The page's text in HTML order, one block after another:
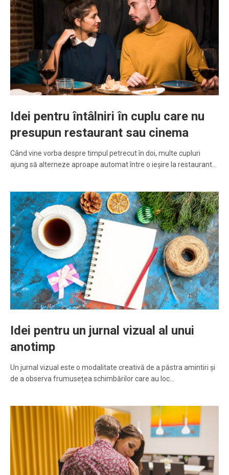
Idei pentru întâlniri în cuplu care nu
presupun restaurant sau cinema
Când vine vorba despre timpul petrecut în doi, multe cupluri
ajung să alterneze aproape automat între o ieșire la restaurant…
Idei pentru un jurnal vizual al unui
anotimp
Un jurnal vizual este o modalitate creativă de a păstra amintiri și
de a observa frumusețea schimbărilor care au loc…